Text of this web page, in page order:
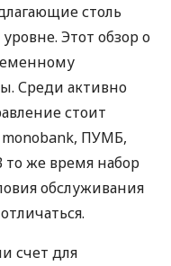
столь
Этот обзор о
Среди активно
стоит
monobank, ПУМБ,
то же время набор
обслуживания
счет для